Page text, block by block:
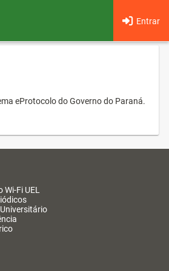
Entrar
eProtocolo do Governo do Paraná.
Wi-Fi UEL